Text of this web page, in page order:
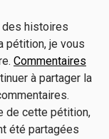
des histoires
pétition, je vous
Commentaires
à partager la
de cette pétition,
été partagées